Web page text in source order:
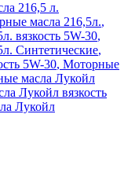
216,5 л.
масла 216,5л.,
вязкость 5W-30,
Синтетические,
5W-30, Моторные
масла Лукойл
Лукойл вязкость
Лукойл